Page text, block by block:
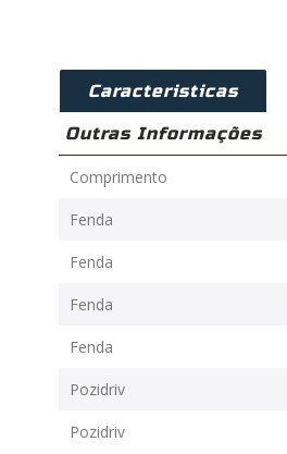
Caracteristicas
Outras Informações
Comprimento
Fenda
Fenda
Fenda
Fenda
Pozidriv
Pozidriv